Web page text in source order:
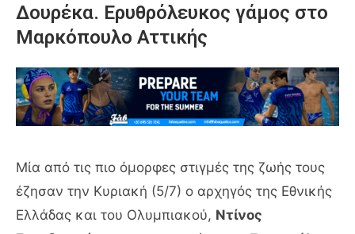
Δουρέκα. Ερυθρόλευκος γάμος στο
Μαρκόπουλο Αττικής
Μία από τις πιο όμορφες στιγμές της ζωής τους
έζησαν την Κυριακή (5/7) ο αρχηγός της Εθνικής
Ελλάδας και του Ολυμπιακού, Ντίνος